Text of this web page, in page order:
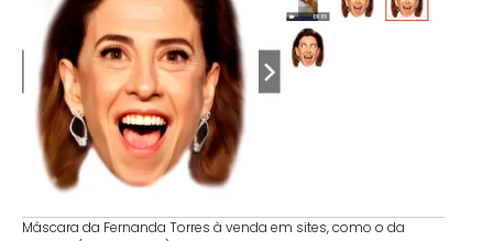
Máscara da Fernanda Torres à venda em sites, como o da